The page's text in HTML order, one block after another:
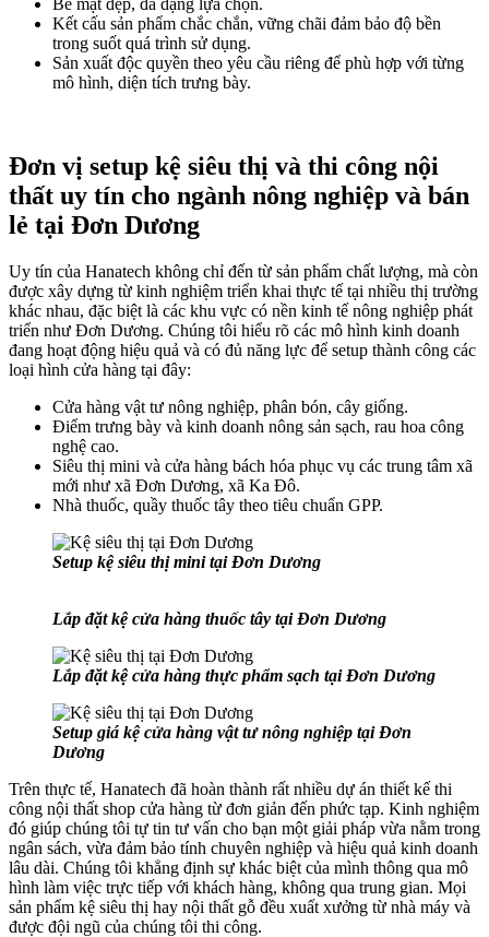
Kết cấu sản phẩm chắc chắn, vững chãi đảm bảo độ bền
trong suốt quá trình sử dụng.
Sản xuất độc quyền theo yêu cầu riêng để phù hợp với từng
mô hình, diện tích trưng bày.
Đơn vị setup kệ siêu thị và thi công nội
thất uy tín cho ngành nông nghiệp và bán
lẻ tại Đơn Dương
Uy tín của Hanatech không chỉ đến từ sản phẩm chất lượng, mà còn
được xây dựng từ kinh nghiệm triển khai thực tế tại nhiều thị trường
khác nhau, đặc biệt là các khu vực có nền kinh tế nông nghiệp phát
triển như Đơn Dương. Chúng tôi hiểu rõ các mô hình kinh doanh
đang hoạt động hiệu quả và có đủ năng lực để setup thành công các
loại hình cửa hàng tại đây:
Cửa hàng vật tư nông nghiệp, phân bón, cây giống.
Điểm trưng bày và kinh doanh nông sản sạch, rau hoa công
nghệ cao.
Siêu thị mini và cửa hàng bách hóa phục vụ các trung tâm xã
mới như xã Đơn Dương, xã Ka Đô.
Nhà thuốc, quầy thuốc tây theo tiêu chuẩn GPP.
Setup kệ siêu thị mini tại Đơn Dương
Lắp đặt kệ cửa hàng thuốc tây tại Đơn Dương
Lắp đặt kệ cửa hàng thực phẩm sạch tại Đơn Dương
Setup giá kệ cửa hàng vật tư nông nghiệp tại Đơn
Dương
Trên thực tế, Hanatech đã hoàn thành rất nhiều dự án thiết kế thi
công nội thất shop cửa hàng từ đơn giản đến phức tạp. Kinh nghiệm
đó giúp chúng tôi tự tin tư vấn cho bạn một giải pháp vừa nằm trong
ngân sách, vừa đảm bảo tính chuyên nghiệp và hiệu quả kinh doanh
lâu dài. Chúng tôi khẳng định sự khác biệt của mình thông qua mô
hình làm việc trực tiếp với khách hàng, không qua trung gian. Mọi
sản phẩm kệ siêu thị hay nội thất gỗ đều xuất xưởng từ nhà máy và
được đội ngũ của chúng tôi thi công.